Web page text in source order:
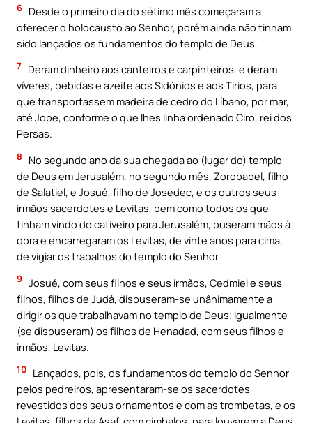
6 Desde o primeiro dia do sétimo mês começaram a
oferecer o holocausto ao Senhor, porém ainda não tinham
sido lançados os fundamentos do templo de Deus.
7 Deram dinheiro aos canteiros e carpinteiros, e deram
víveres, bebidas e azeite aos Sidónios e aos Tirios, para
que transportassem madeira de cedro do Líbano, por mar,
até Jope, conforme o que lhes linha ordenado Ciro, rei dos
Persas.
8
No segundo ano da sua chegada ao (lugar do) templo
de Deus em Jerusalém, no segundo mês, Zorobabel, filho
de Salatiel, e Josué, filho de Josedec, e os outros seus
irmãos sacerdotes e Levitas, bem como todos os que
tinham vindo do cativeiro para Jerusalém, puseram mãos à
obra e encarregaram os Levitas, de vinte anos para cima,
de vigiar os trabalhos do templo do Senhor.
9 Josué, com seus filhos e seus irmãos, Cedmiel e seus
filhos, filhos de Judá, dispuseram-se unânimamente a
dirigir os que trabalhavam no templo de Deus; igualmente
(se dispuseram) os filhos de Henadad, com seus filhos e
irmãos, Levitas.
10 Lançados, pois, os fundamentos do templo do Senhor
pelos pedreiros, apresentaram-se os sacerdotes
revestidos dos seus ornamentos e com as trombetas, e os